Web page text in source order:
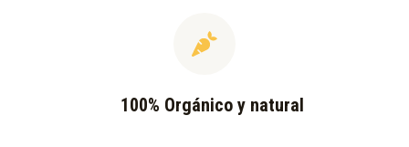
100% Orgánico y natural